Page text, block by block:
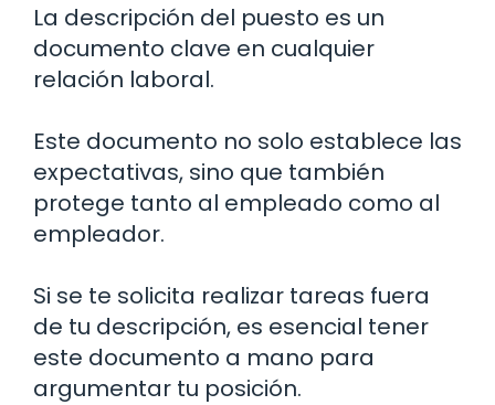
La descripción del puesto es un
documento clave en cualquier
relación laboral.
Este documento no solo establece las
expectativas, sino que también
protege tanto al empleado como al
empleador.
Si se te solicita realizar tareas fuera
de tu descripción, es esencial tener
este documento a mano para
argumentar tu posición.